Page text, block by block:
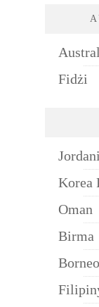
Fidżi
Korea
Oman
Birma
Borneo